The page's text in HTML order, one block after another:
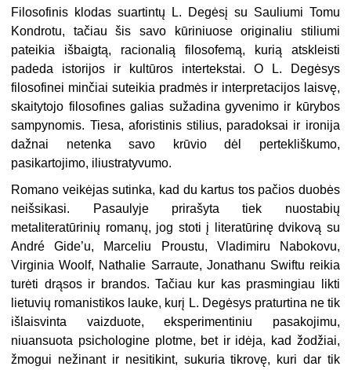
Filosofinis klodas suartintų L. Degėsį su Sauliumi Tomu
Kondrotu, tačiau šis savo kūriniuose originaliu stiliumi
pateikia išbaigtą, racionalią filosofemą, kurią atskleisti
padeda istorijos ir kultūros intertekstai. O L. Degėsys
filosofinei minčiai suteikia pradmės ir interpretacijos laisvę,
skaitytojo filosofines galias sužadina gyvenimo ir kūrybos
sampynomis. Tiesa, aforistinis stilius, paradoksai ir ironija
dažnai netenka savo krūvio dėl pertekliškumo,
pasikartojimo, iliustratyvumo.
Romano veikėjas sutinka, kad du kartus tos pačios duobės
neišsikasi. Pasaulyje prirašyta tiek nuostabių
metaliteratūrinių romanų, jog stoti į literatūrinę dvikovą su
André Gide’u, Marceliu Proustu, Vladimiru Nabokovu,
Virginia Woolf, Nathalie Sarraute, Jonathanu Swiftu reikia
turėti drąsos ir brandos. Tačiau kur kas prasmingiau likti
lietuvių romanistikos lauke, kurį L. Degėsys praturtina ne tik
išlaisvinta vaizduote, eksperimentiniu pasakojimu,
niuansuota psichologine plotme, bet ir idėja, kad žodžiai,
žmogui nežinant ir nesitikint, sukuria tikrovę, kuri dar tik